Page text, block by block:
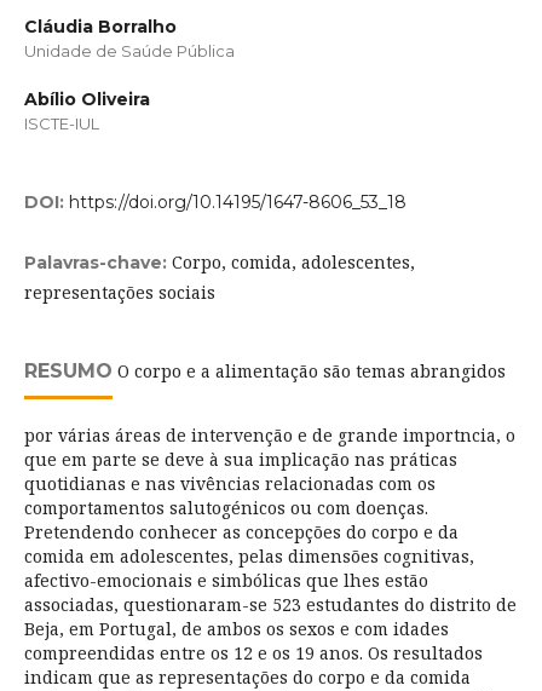
Cláudia Borralho
Unidade de Saúde Pública
Abílio Oliveira
ISCTE-IUL
DOI: https://doi.org/10.14195/1647-8606_53_18
Palavras-chave: Corpo, comida, adolescentes,
representações sociais
RESUMO O corpo e a alimentação são temas abrangidos
por várias áreas de intervenção e de grande importncia, o
que em parte se deve à sua implicação nas práticas
quotidianas e nas vivências relacionadas com os
comportamentos salutogénicos ou com doenças.
Pretendendo conhecer as concepções do corpo e da
comida em adolescentes, pelas dimensões cognitivas,
afectivo-emocionais e simbólicas que lhes estão
associadas, questionaram-se 523 estudantes do distrito de
Beja, em Portugal, de ambos os sexos e com idades
compreendidas entre os 12 e os 19 anos. Os resultados
indicam que as representações do corpo e da comida